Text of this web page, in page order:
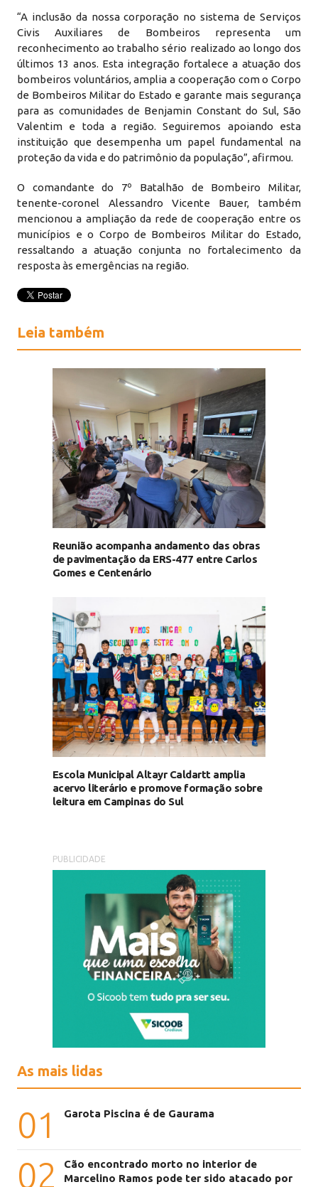
“A inclusão da nossa corporação no sistema de Serviços
Civis Auxiliares de Bombeiros representa um
reconhecimento ao trabalho sério realizado ao longo dos
últimos 13 anos. Esta integração fortalece a atuação dos
bombeiros voluntários, amplia a cooperação com o Corpo
de Bombeiros Militar do Estado e garante mais segurança
para as comunidades de Benjamin Constant do Sul, São
Valentim e toda a região. Seguiremos apoiando esta
instituição que desempenha um papel fundamental na
proteção da vida e do patrimônio da população”, afirmou.
O comandante do 7º Batalhão de Bombeiro Militar,
tenente-coronel Alessandro Vicente Bauer, também
mencionou a ampliação da rede de cooperação entre os
municípios e o Corpo de Bombeiros Militar do Estado,
ressaltando a atuação conjunta no fortalecimento da
resposta às emergências na região.
Leia também
Reunião acompanha andamento das obras
de pavimentação da ERS-477 entre Carlos
Gomes e Centenário
Escola Municipal Altayr Caldartt amplia
acervo literário e promove formação sobre
leitura em Campinas do Sul
PUBLICIDADE
As mais lidas
01 Garota Piscina é de Gaurama
02
Cão encontrado morto no interior de
Marcelino Ramos pode ter sido atacado por